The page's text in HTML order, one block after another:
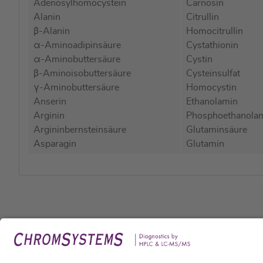
Adenosylhomocystein
Alanin
β-Alanin
α-Aminoadipinsäure
α-Aminobuttersäure
β-Aminoisobuttersäure
γ-Aminobuttersäure
Anserin
Arginin
Argininbernsteinsäure
Asparagin
Carnosin
Citrullin
Homocitrullin
Cystathionin
Cystin
Cysteinsulfat
Homocystin
Ethanolamin
Glutaminsäure
Glutamin